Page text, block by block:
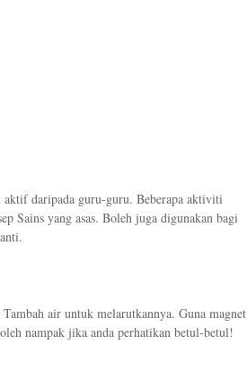
aktif daripada guru-guru. Beberapa aktiviti
Sains yang asas. Boleh juga digunakan bagi
air untuk melarutkannya. Guna magnet
nampak jika anda perhatikan betul-betul!